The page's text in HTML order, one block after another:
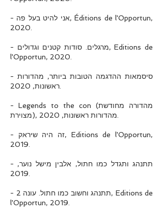
- אני להיט בעל פה, Éditions de l'Opportun,
2020.
- מרגלים. סודות קטנים וגדולים, Editions de
l'Opportun, 2020.
- סיסמאות ההדגמה הטובות ביותר, מהדורות
- Legends to the con (מהדורה מחודשת
- זה היה שיראק, Editions de l'Opportun,
2019.
- תתנהג ותגדל כמו חתול, אלבין מישל נוער,
- תתנהג וחשוב כמו חתול. עונה 2, Editions de
l'Opportun, 2019.